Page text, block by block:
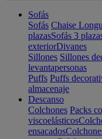
Sofás
Sofás Chaise
plazasSofás 3
exteriorDivanes
Sillones Sillones
levantapersonas
Puffs Puffs
almacenaje
Descanso
Colchones Packs
viscoelásticos
ensacados